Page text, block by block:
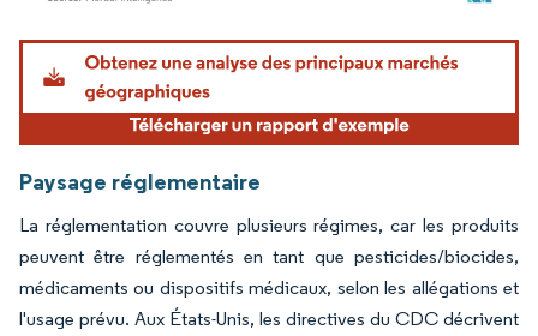
Image © Mordor Intelligence. La réutilisation nécessite une attribution sous CC BY
Paysage réglementaire
La réglementation couvre plusieurs régimes, car les produits
peuvent être réglementés en tant que pesticides/biocides,
médicaments ou dispositifs médicaux, selon les allégations et
l'usage prévu. Aux États-Unis, les directives du CDC décrivent